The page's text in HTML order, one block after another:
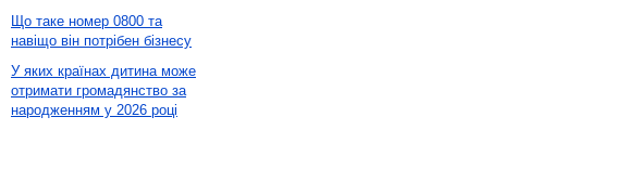
Що таке номер 0800 та
навіщо він потрібен бізнесу
У яких країнах дитина може
отримати громадянство за
народженням у 2026 році